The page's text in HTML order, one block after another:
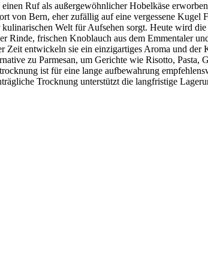
Ruf als außergewöhnlicher Hobelkäse
von Bern, eher zufällig auf eine vergessene Kugel
Welt für Aufsehen sorgt. Heute wird
Rinde, frischen Knoblauch aus dem Emmentaler
entwickeln sie ein einzigartiges Aroma und
zu Parmesan, um Gerichte wie Risotto, Pasta,
ist für eine lange aufbewahrung
Trocknung unterstützt die langfristige